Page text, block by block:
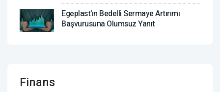
Egeplast'ın Bedelli Sermaye Artırımı
Başvurusuna Olumsuz Yanıt
Finans